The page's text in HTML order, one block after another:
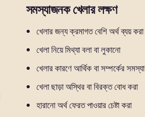
সমস্যাজনক খেলার লক্ষণ
খেলার জন্য ক্রমাগত বেশি অর্থ ব্যয় করা
খেলা নিয়ে মিথ্যা বলা বা লুকানো
খেলার কারণে আর্থিক বা সম্পর্কের সমস্যা
খেলা ছাড়া অস্থির বা বিরক্ত বোধ করা
হারানো অর্থ ফেরত পাওয়ার চেষ্টা করা